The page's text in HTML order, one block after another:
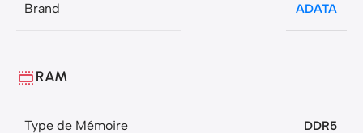
Brand ADATA
RAM
Type de Mémoire DDR5